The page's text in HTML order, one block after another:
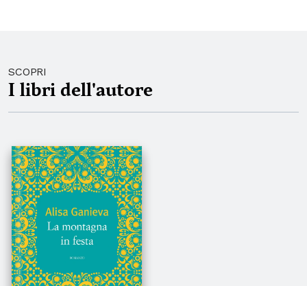
SCOPRI
I libri dell'autore